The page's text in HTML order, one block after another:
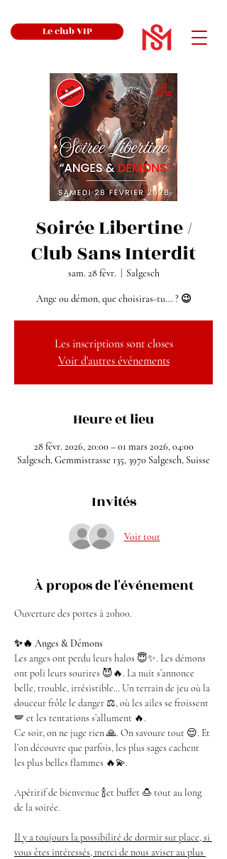
Le club VIP
Soirée Libertine /
Club Sans Interdit
sam. 28 févr. Salgesch
Ange ou démon, que choisiras-tu... ? 😉
Les inscriptions sont closes
Voir d'autres événements
Heure et lieu
28 févr. 2026, 20:00 – 01 mars 2026, 04:00
Salgesch, Gemmistrasse 135, 3970 Salgesch, Suisse
Invités
Voir tout
À propos de l'événement
Ouverture des portes à 20h00.
✨🔥 Anges & Démons
Les anges ont perdu leurs halos 😇✨. Les démons
ont poli leurs sourires 😈🔥. La nuit s’annonce
belle, trouble, irrésistible… Un terrain de jeu où la
douceur frôle le danger ⚖️, où les ailes se froissent
🪽 et les tentations s’allument 🔥.
Ce soir, on ne juge rien 🙏. On savoure tout 😌. Et
l’on découvre que parfois, les plus sages cachent
les plus belles flammes 🔥💫.
Apéritif de bienvenue 🍾et buffet 🍮 tout au long
de la soirée.
Il y a toujours la possibilité de dormir sur place, si
vous êtes intéressés, merci de nous aviser au plus